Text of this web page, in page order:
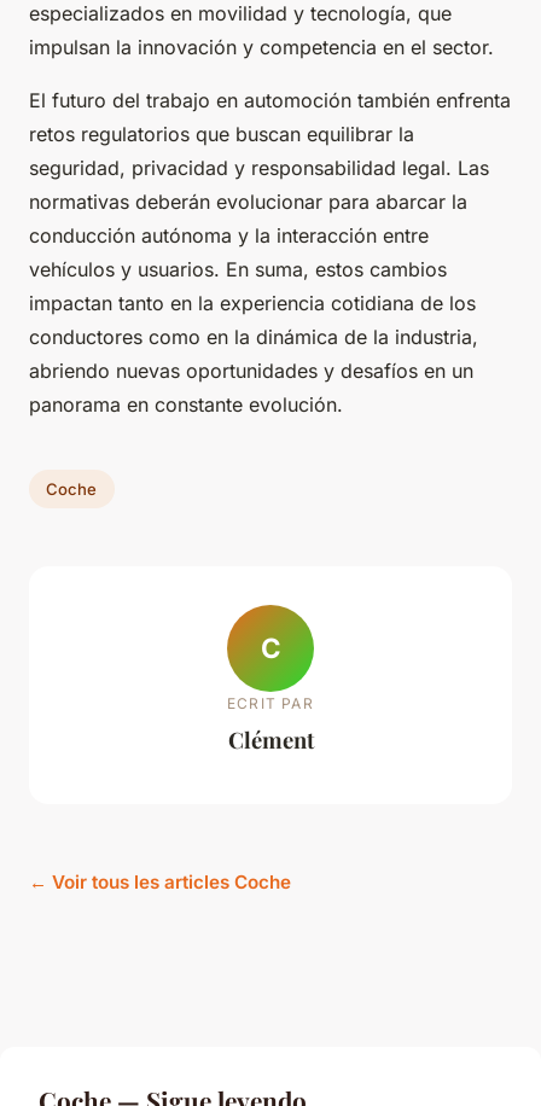
especializados en movilidad y tecnología, que
impulsan la innovación y competencia en el sector.
El futuro del trabajo en automoción también enfrenta
retos regulatorios que buscan equilibrar la
seguridad, privacidad y responsabilidad legal. Las
normativas deberán evolucionar para abarcar la
conducción autónoma y la interacción entre
vehículos y usuarios. En suma, estos cambios
impactan tanto en la experiencia cotidiana de los
conductores como en la dinámica de la industria,
abriendo nuevas oportunidades y desafíos en un
panorama en constante evolución.
Coche
C
ECRIT PAR
Clément
← Voir tous les articles Coche